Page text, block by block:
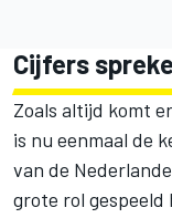
Cijfers
Zoals altijd komt
is nu eenmaal de
van de
grote rol